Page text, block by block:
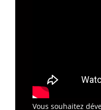
Vous souhaitez